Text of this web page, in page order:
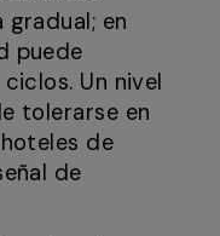
en
puede
Un nivel
tolerarse en
de
de